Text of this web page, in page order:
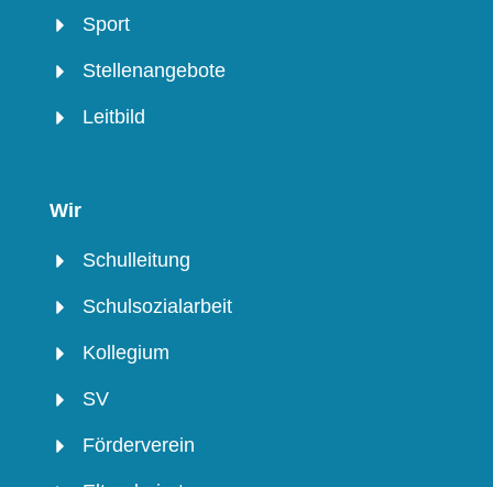
Sport
Stellenangebote
Leitbild
Wir
Schulleitung
Schulsozialarbeit
Kollegium
SV
Förderverein